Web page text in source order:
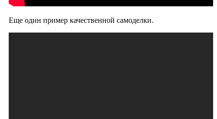
Еще один пример качественной самоделки.